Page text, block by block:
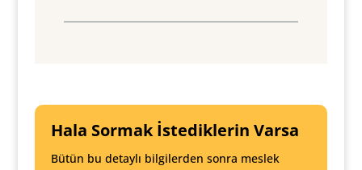
Hala Sormak İstediklerin Varsa
Bütün bu detaylı bilgilerden sonra meslek